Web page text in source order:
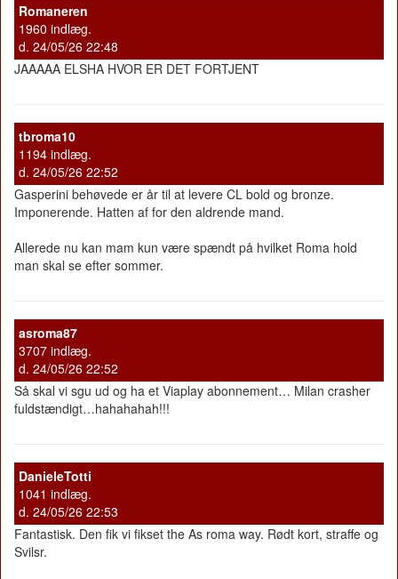
Romaneren
1960 indlæg.
d. 24/05/26 22:48
JAAAAA ELSHA HVOR ER DET FORTJENT
tbroma10
1194 indlæg.
d. 24/05/26 22:52
Gasperini behøvede er år til at levere CL bold og bronze.
Imponerende. Hatten af for den aldrende mand.
Allerede nu kan mam kun være spændt på hvilket Roma hold
man skal se efter sommer.
asroma87
3707 indlæg.
d. 24/05/26 22:52
Så skal vi sgu ud og ha et Viaplay abonnement… Milan crasher
fuldstændigt…hahahahah!!!
DanieleTotti
1041 indlæg.
d. 24/05/26 22:53
Fantastisk. Den fik vi fikset the As roma way. Rødt kort, straffe og
Svilsr.